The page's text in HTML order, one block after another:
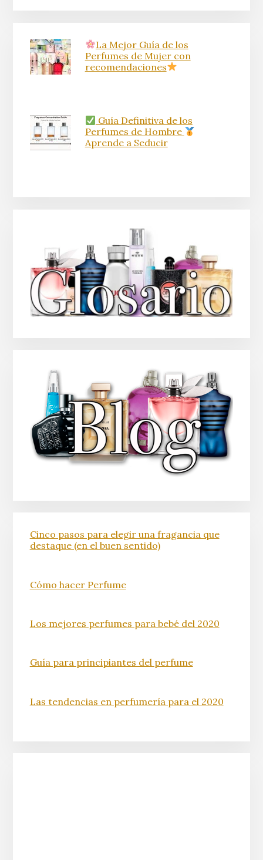
La Mejor Guía de los
Perfumes de Mujer con
recomendaciones
Guía Definitiva de los
Perfumes de Hombre
Aprende a Seducir
Cinco pasos para elegir una fragancia que
destaque (en el buen sentido)
Cómo hacer Perfume
Los mejores perfumes para bebé del 2020
Guía para principiantes del perfume
Las tendencias en perfumería para el 2020